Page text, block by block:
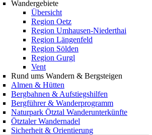
Wandergebiete
Übersicht
Region Oetz
Region Umhausen-Niederthai
Region Längenfeld
Region Sölden
Region Gurgl
Vent
Rund ums Wandern & Bergsteigen
Almen & Hütten
Bergbahnen & Aufstiegshilfen
Bergführer & Wanderprogramm
Naturpark Ötztal Wanderunterkünfte
Ötztaler Wandernadel
Sicherheit & Orientierung